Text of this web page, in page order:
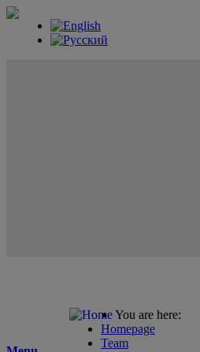
You are here:
Homepage
Team